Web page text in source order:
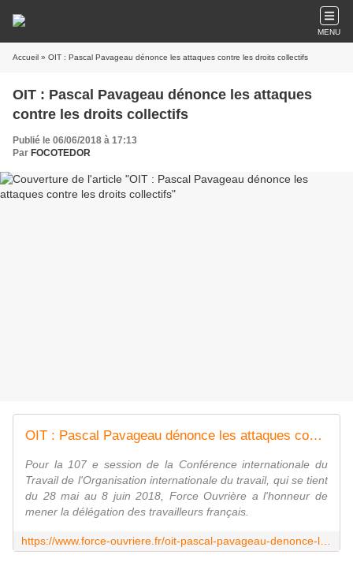
MENU
Accueil » OIT : Pascal Pavageau dénonce les attaques contre les droits collectifs
OIT : Pascal Pavageau dénonce les attaques
contre les droits collectifs
Publié le 06/06/2018 à 17:13
Par FOCOTEDOR
OIT : Pascal Pavageau dénonce les attaques contre les droits collectifs | Force Ouvrière
Pour la 107 e session de la Conférence internationale du
Travail de l'Organisation internationale du travail, qui se tient
du 28 mai au 8 juin 2018, Force Ouvrière a l'honneur de
mener la délégation des travailleurs français.